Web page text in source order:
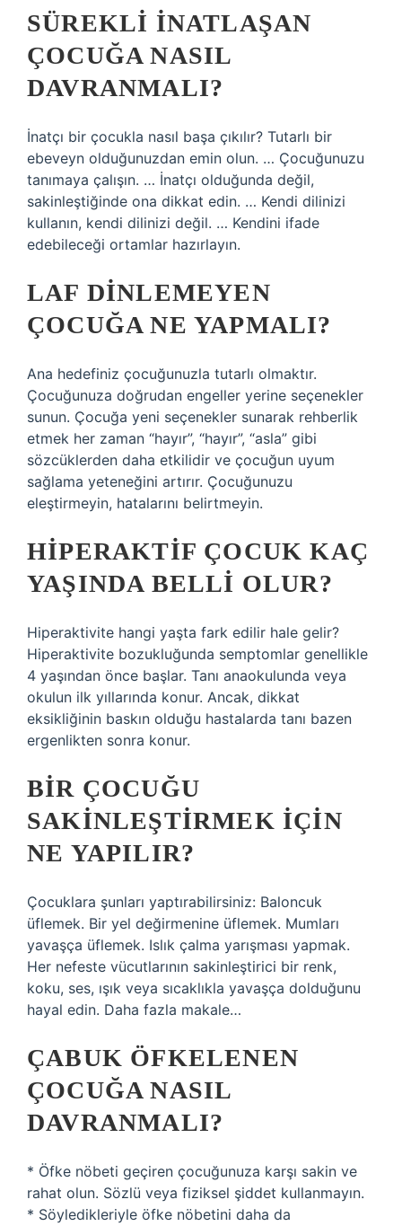
SÜREKLI INATLAŞAN
ÇOCUĞA NASIL
DAVRANMALI?
İnatçı bir çocukla nasıl başa çıkılır? Tutarlı bir
ebeveyn olduğunuzdan emin olun. … Çocuğunuzu
tanımaya çalışın. … İnatçı olduğunda değil,
sakinleştiğinde ona dikkat edin. … Kendi dilinizi
kullanın, kendi dilinizi değil. … Kendini ifade
edebileceği ortamlar hazırlayın.
LAF DINLEMEYEN
ÇOCUĞA NE YAPMALI?
Ana hedefiniz çocuğunuzla tutarlı olmaktır.
Çocuğunuza doğrudan engeller yerine seçenekler
sunun. Çocuğa yeni seçenekler sunarak rehberlik
etmek her zaman “hayır”, “hayır”, “asla” gibi
sözcüklerden daha etkilidir ve çocuğun uyum
sağlama yeteneğini artırır. Çocuğunuzu
eleştirmeyin, hatalarını belirtmeyin.
HIPERAKTIF ÇOCUK KAÇ
YAŞINDA BELLI OLUR?
Hiperaktivite hangi yaşta fark edilir hale gelir?
Hiperaktivite bozukluğunda semptomlar genellikle
4 yaşından önce başlar. Tanı anaokulunda veya
okulun ilk yıllarında konur. Ancak, dikkat
eksikliğinin baskın olduğu hastalarda tanı bazen
ergenlikten sonra konur.
BIR ÇOCUĞU
SAKINLEŞTIRMEK IÇIN
NE YAPILIR?
Çocuklara şunları yaptırabilirsiniz: Baloncuk
üflemek. Bir yel değirmenine üflemek. Mumları
yavaşça üflemek. Islık çalma yarışması yapmak.
Her nefeste vücutlarının sakinleştirici bir renk,
koku, ses, ışık veya sıcaklıkla yavaşça dolduğunu
hayal edin. Daha fazla makale…
ÇABUK ÖFKELENEN
ÇOCUĞA NASIL
DAVRANMALI?
* Öfke nöbeti geçiren çocuğunuza karşı sakin ve
rahat olun. Sözlü veya fiziksel şiddet kullanmayın.
* Söyledikleriyle öfke nöbetini daha da